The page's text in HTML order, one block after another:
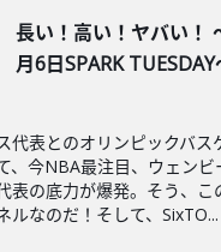
長い！高い！ヤバい！
月6日SPARK TUESDAY
代表とのオリンピックバス
、今NBA最注目、ウェンビ
表の底力が爆発。そう、こ
ルなのだ！そして、SixTO...